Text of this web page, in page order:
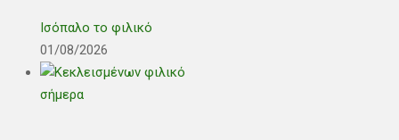
Ισόπαλο το φιλικό
01/08/2026